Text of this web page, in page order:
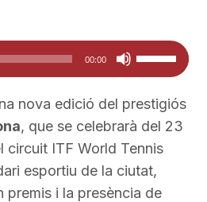
00:00
Feu
servir
les
tecles
de
fletxa
cap
nova edició del prestigiós
, que se celebrarà del 23
circuit ITF World Tennis
esportiu de la ciutat,
i la presència de